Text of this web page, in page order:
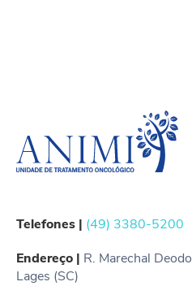
Telefones | (49) 3380-5200
Endereço | R. Marechal
Lages (SC)